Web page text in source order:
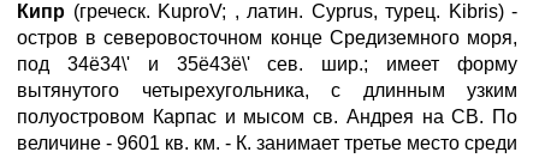
Кипр (греческ. KuproV; , латин. Cyprus, турец. Kibris) -
остров в северовосточном конце Средиземного моря,
под 34ё34\' и 35ё43ё\' сев. шир.; имеет форму
вытянутого четырехугольника, с длинным узким
полуостровом Карпас и мысом св. Андрея на СВ. По
величине - 9601 кв. км. - К. занимает третье место среди